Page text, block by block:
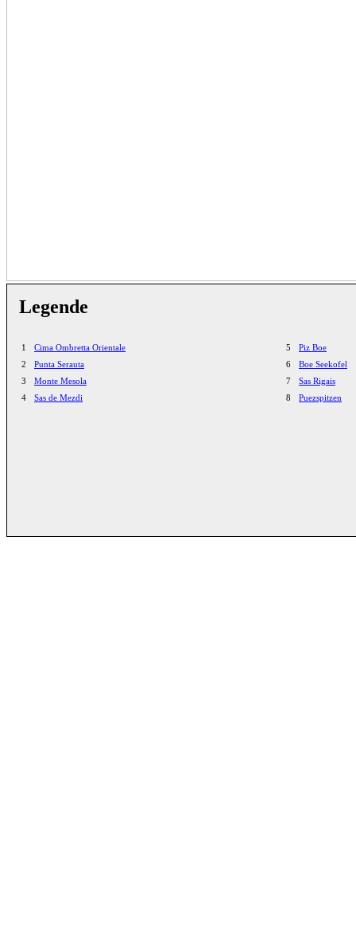
Legende
1
Cima Ombretta Orientale
2
Punta Serauta
3
Monte Mesola
4
Sas de Mezdi
5
Piz Boe
6
Boe Seekofel
7
Sas Rigais
8
Puezspitzen